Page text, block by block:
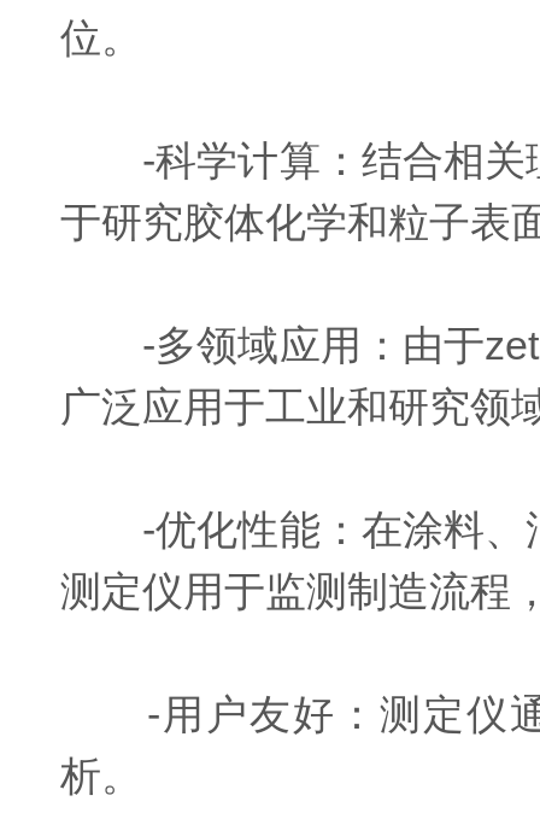
位。
-科学计算：结合相关
于研究胶体化学和粒子表
-多领域应用：由于
广泛应用于工业和研究领
-优化性能：在涂料、
测定仪用于监测制造流程
-用户友好：测定仪通
析。